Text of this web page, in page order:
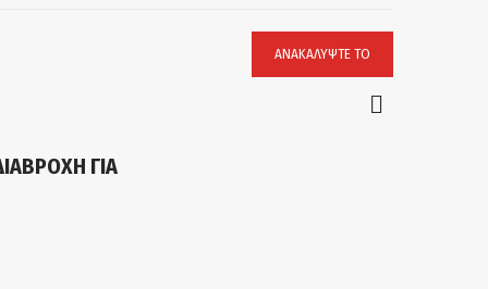
ΓΙΑ
ΑΝΑΚΑΛΎΨΤΕ ΤΟ